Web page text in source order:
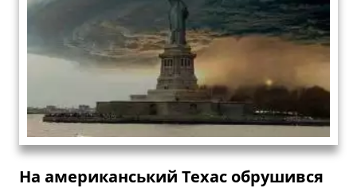
На американський Техас обрушився